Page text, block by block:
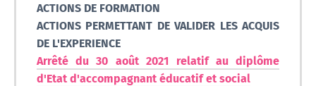
ACTIONS DE FORMATION
ACTIONS PERMETTANT DE VALIDER LES ACQUIS
DE L'EXPERIENCE
Arrêté du 30 août 2021 relatif au diplôme
d'Etat d'accompagnant éducatif et social